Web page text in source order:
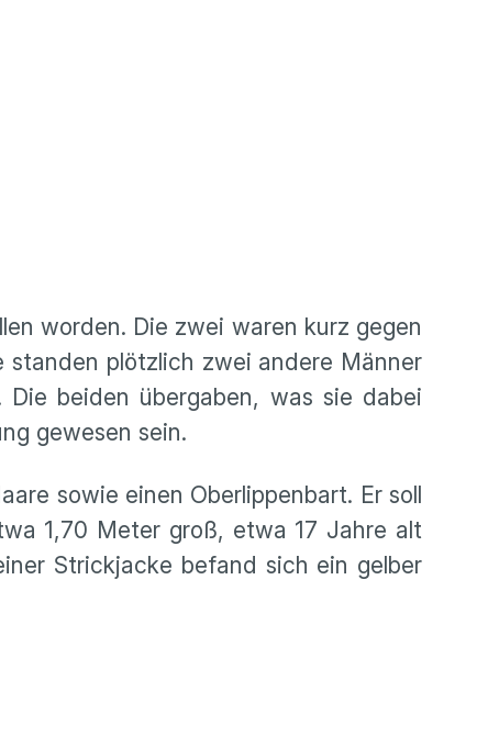
worden. Die zwei waren kurz gegen
plötzlich zwei andere Männer
beiden übergaben, was sie dabei
gewesen sein.
sowie einen Oberlippenbart. Er soll
1,70 Meter groß, etwa 17 Jahre alt
Strickjacke befand sich ein gelber